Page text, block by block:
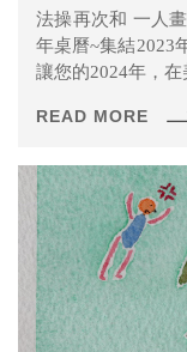
法操再次和 一人
年桌曆~集結2023
讓您的2024年，在
READ MORE